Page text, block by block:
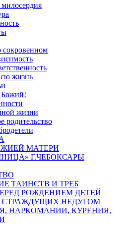
сокровенном
жизнь
жизни
родительство
МАТЕРИ
Г.ЧЕБОКСАРЫ
ТАИНСТВ И ТРЕБ
РОЖДЕНИЕМ ДЕТЕЙ
СТРАЖДУЩИХ НЕДУГОМ
НАРКОМАНИИ, КУРЕНИЯ,